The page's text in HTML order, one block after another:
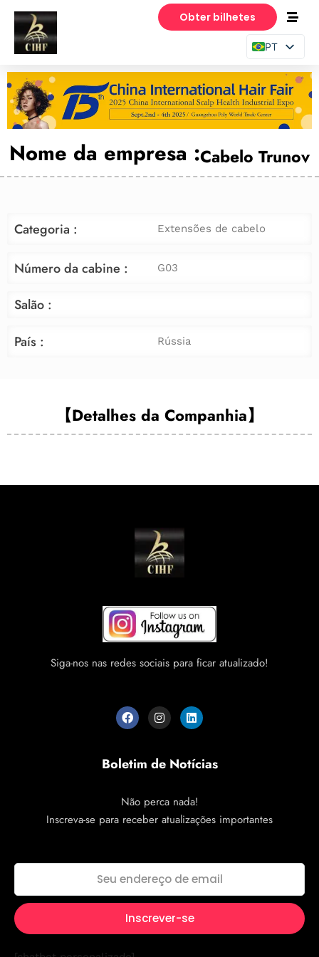
Obter bilhetes
PT
EN
ES
Nome da empresa :Cabelo Trunov
Categoria : Extensões de cabelo
Número da cabine : G03
Salão :
País :
Rússia
【Detalhes da Companhia】
Siga-nos nas redes sociais para ficar atualizado!
Boletim de Notícias
Não perca nada!
Inscreva-se para receber atualizações importantes